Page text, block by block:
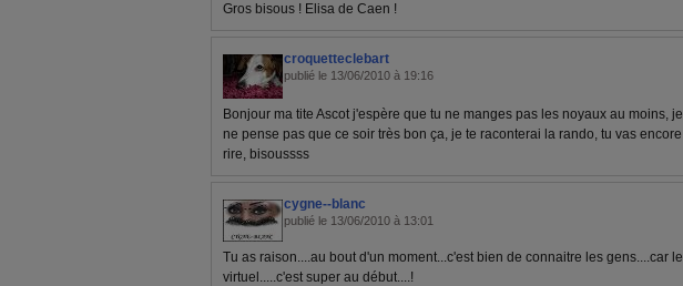
Gros bisous ! Elisa de Caen !
croquetteclebart
publié le 13/06/2010 à 19:16
Bonjour ma tite Ascot j'espère que tu ne manges pas les noyaux au moins, je
ne pense pas que ce soir très bon ça, je te raconterai la rando, tu vas encore
rire, bisoussss
cygne--blanc
publié le 13/06/2010 à 13:01
Tu as raison....au bout d'un moment...c'est bien de connaitre les gens....car le
virtuel.....c'est super au début....!